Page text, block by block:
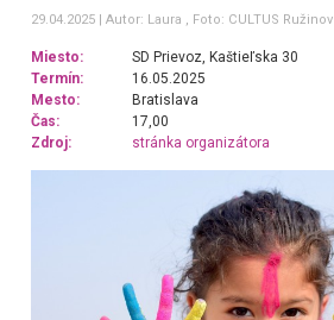
29.04.2025 Autor: Laura , Foto: CULTUS Ružinov
Miesto:
SD Prievoz, Kaštieľska 30
Termín:
16.05.2025
Mesto:
Bratislava
Čas:
17,00
Zdroj:
stránka organizátora